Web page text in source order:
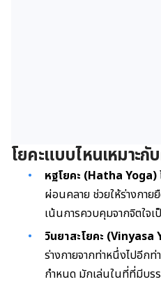
โยคะแบบไหนเหมาะกั
หฐโยคะ (Hatha Yoga)
ผ่อนคลาย ช่วยให้ร่างกาย
เน้นการควบคุมจากจิตใจ
วินยาสะโยคะ (Vinyasa
ร่างกายจากท่าหนึ่งไปอีกท่
กำหนด มักเล่นในที่ที่มีบร